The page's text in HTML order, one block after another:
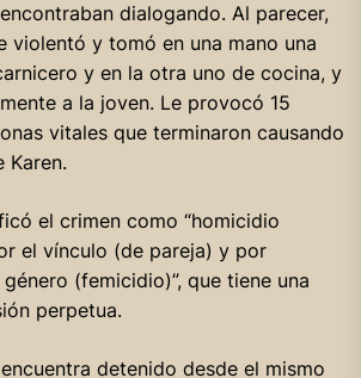
dialogando. Al parecer,
violentó y tomó en una mano una
y en la otra uno de cocina, y
a la joven. Le provocó 15
vitales que terminaron causando
Karen.
el crimen como “homicidio
el vínculo (de pareja) y por
(femicidio)”, que tiene una
perpetua.
detenido desde el mismo